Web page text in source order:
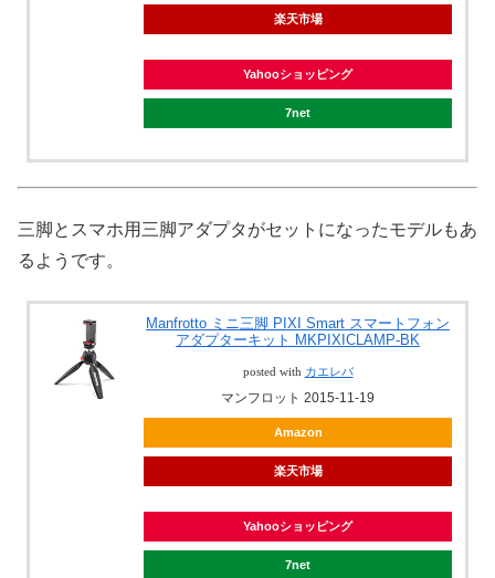
楽天市場
Yahooショッピング
7net
三脚とスマホ用三脚アダプタがセットになったモデルもあ
るようです。
Manfrotto ミニ三脚 PIXI Smart スマートフォン
アダプターキット MKPIXICLAMP-BK
posted with カエレバ
マンフロット 2015-11-19
Amazon
楽天市場
Yahooショッピング
7net